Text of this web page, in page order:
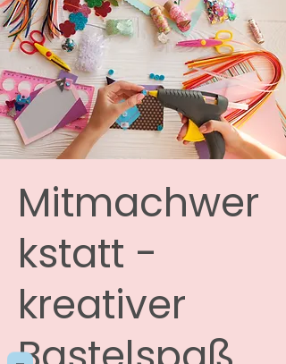
Mitmachwer
kstatt -
kreativer